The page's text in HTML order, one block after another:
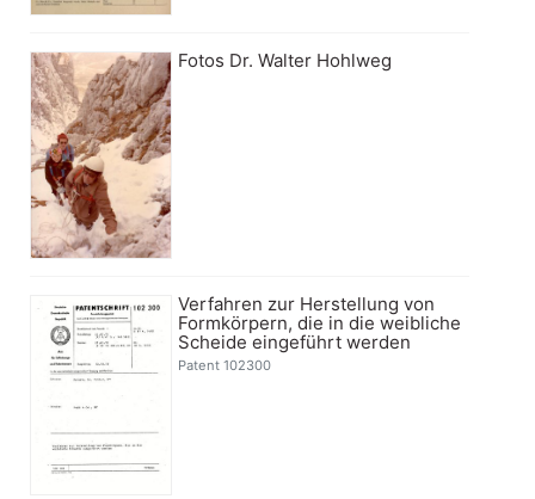
Fotos Dr. Walter Hohlweg
Verfahren zur Herstellung von
Formkörpern, die in die weibliche
Scheide eingeführt werden
Patent 102300